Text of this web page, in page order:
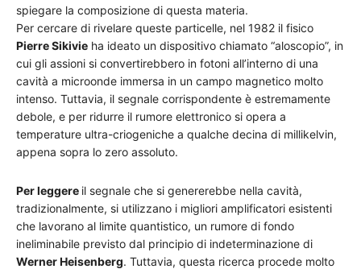
spiegare la composizione di questa materia.
Per cercare di rivelare queste particelle, nel 1982 il fisico
Pierre Sikivie ha ideato un dispositivo chiamato “aloscopio”, in
cui gli assioni si convertirebbero in fotoni all’interno di una
cavità a microonde immersa in un campo magnetico molto
intenso. Tuttavia, il segnale corrispondente è estremamente
debole, e per ridurre il rumore elettronico si opera a
temperature ultra-criogeniche a qualche decina di millikelvin,
appena sopra lo zero assoluto.
Per leggere il segnale che si genererebbe nella cavità,
tradizionalmente, si utilizzano i migliori amplificatori esistenti
che lavorano al limite quantistico, un rumore di fondo
ineliminabile previsto dal principio di indeterminazione di
Werner Heisenberg. Tuttavia, questa ricerca procede molto